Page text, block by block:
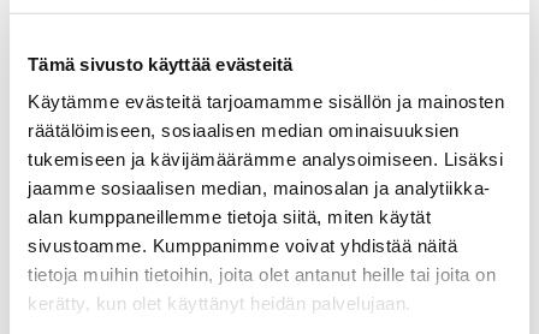
Tämä sivusto käyttää evästeitä
Käytämme evästeitä tarjoamamme sisällön ja mainosten
räätälöimiseen, sosiaalisen median ominaisuuksien
tukemiseen ja kävijämäärämme analysoimiseen. Lisäksi
jaamme sosiaalisen median, mainosalan ja analytiikka-
alan kumppaneillemme tietoja siitä, miten käytät
sivustoamme. Kumppanimme voivat yhdistää näitä
tietoja muihin tietoihin, joita olet antanut heille tai joita on
kerätty, kun olet käyttänyt heidän palvelujaan.
Hyttysverkot
Venetikkaat
Uimatikkaat
Kasettitikkaat
Keulatikkaat
Köysitikkaat
Kiinnikkeet ja tukijalat
Kävelysillat
Muut kiinnityshelat
Koukkupidike